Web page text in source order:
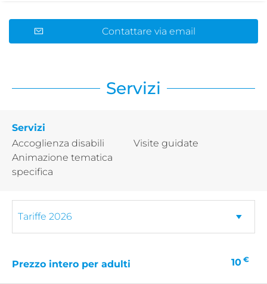
Contattare via email
Servizi
Servizi
Accoglienza disabili
Animazione tematica
specifica
Visite guidate
Prezzo intero per adulti 10 €